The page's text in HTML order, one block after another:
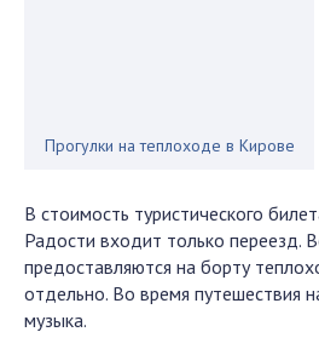
Прогулки на теплоходе в Кирове
В стоимость туристического
Радости входит только переезд.
предоставляются на борту
отдельно. Во время путешествия
музыка.